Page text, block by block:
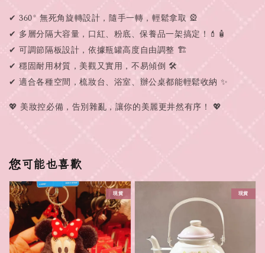
✔ 360° 無死角旋轉設計，隨手一轉，輕鬆拿取 🎡
✔ 多層分隔大容量，口紅、粉底、保養品一架搞定！💄🧴
✔ 可調節隔板設計，依據瓶罐高度自由調整 🏗️
✔ 穩固耐用材質，美觀又實用，不易傾倒 🛠️
✔ 適合各種空間，梳妝台、浴室、辦公桌都能輕鬆收納 ✨
💖 美妝控必備，告別雜亂，讓你的美麗更井然有序！ 💖
您可能也喜歡
現貨 現貨